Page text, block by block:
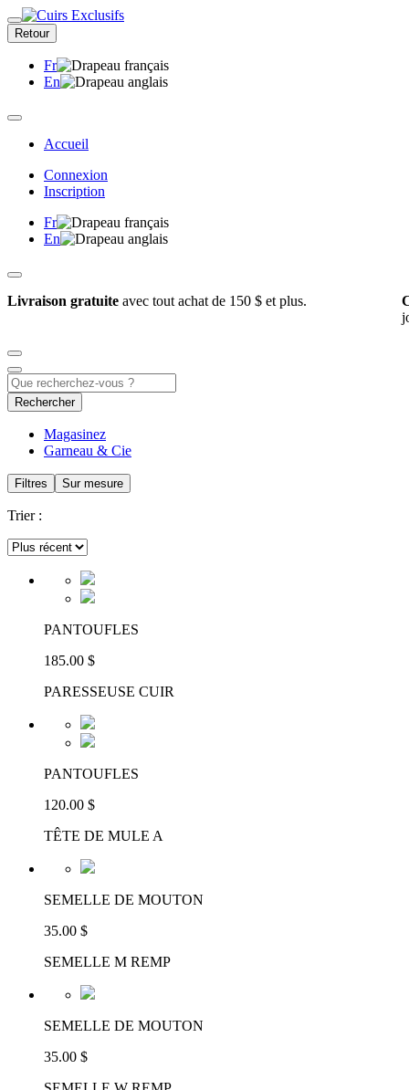
Retour
Fr
En
Accueil
Connexion
Inscription
Fr
En
Livraison gratuite avec tout achat de 150 $ et plus.
Rechercher
Magasinez
Garneau & Cie
Filtres Sur mesure
Trier :
PANTOUFLES
185.00 $
PARESSEUSE CUIR
PANTOUFLES
120.00 $
TÊTE DE MULE A
SEMELLE DE MOUTON
35.00 $
SEMELLE M REMP
SEMELLE DE MOUTON
35.00 $